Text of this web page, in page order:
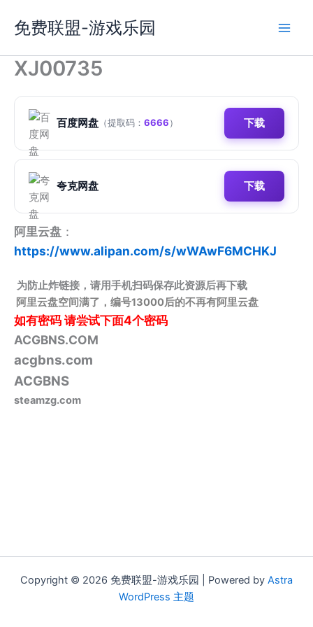
容
免费联盟-游戏乐园
XJ00735
百度网盘 （提取码： 6666） 下载
夸克网盘 下载
阿里云盘 ：
https://www.alipan.com/s/wWAwF6MCHKJ
为防止炸链接，请用手机扫码保存此资源后再下载
阿里云盘空间满了，编号13000后的不再有阿里云盘
如有密码请尝试下面4个密码
ACGBNS.COM
acgbns.com
ACGBNS
steamzg.com
Copyright © 2026 免费联盟-游戏乐园 | Powered by Astra
WordPress 主题